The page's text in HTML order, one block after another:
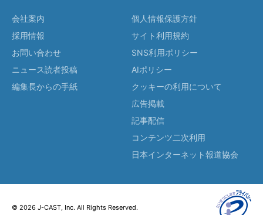
会社案内
採用情報
お問い合わせ
ニュース読者投稿
編集長からの手紙
個人情報保護方針
サイト利用規約
SNS利用ポリシー
AIポリシー
クッキーの利用について
広告掲載
記事配信
コンテンツ二次利用
日本インターネット報道協会
© 2026 J-CAST, Inc. All Rights Reserved.